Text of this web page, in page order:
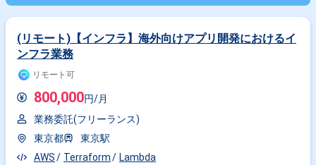
(リモート)【インフラ】海外向けアプリ開発におけるイ
ンフラ業務
リモート可
800,000円/月
業務委託(フリーランス)
東京都
東京駅
AWS
Terraform
Lambda